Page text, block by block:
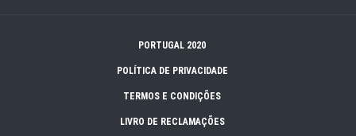
PORTUGAL 2020
POLÍTICA DE PRIVACIDADE
TERMOS E CONDIÇÕES
LIVRO DE RECLAMAÇÕES